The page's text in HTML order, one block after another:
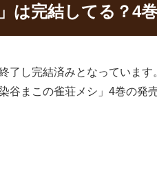
は完結してる？4
了し完結済みとなっていま
谷まこの雀荘メシ」4巻の